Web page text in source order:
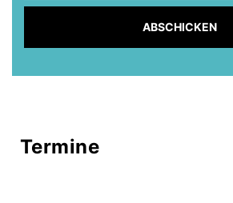
ABSCHICKEN
Termine